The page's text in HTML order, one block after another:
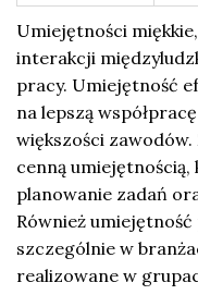
Umiejętności
interakcji
pracy. Umiejętność
na lepszą
większości
cenną
planowanie zadań
Również
szczególnie w
realizowane w